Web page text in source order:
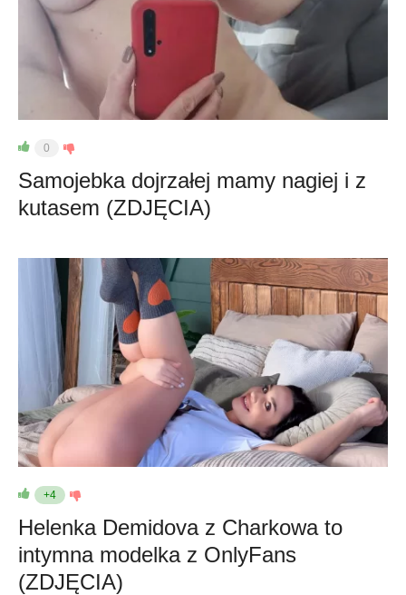
0
Samojebka dojrzałej mamy nagiej i z
kutasem (ZDJĘCIA)
+4
Helenka Demidova z Charkowa to
intymna modelka z OnlyFans
(ZDJĘCIA)